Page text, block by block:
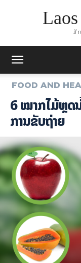
ມັ
FOOD AND
6 ໝາກໄມ້ຫຼຸດ
ການຂັບຖ່າຍ